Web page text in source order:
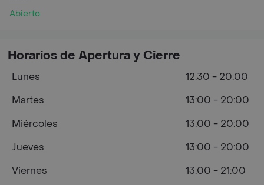
Abierto
Horarios de Apertura y Cierre
Lunes
12:30 - 20:00
Martes
13:00 - 20:00
Miércoles
13:00 - 20:00
Jueves
13:00 - 20:00
Viernes
13:00 - 21:00